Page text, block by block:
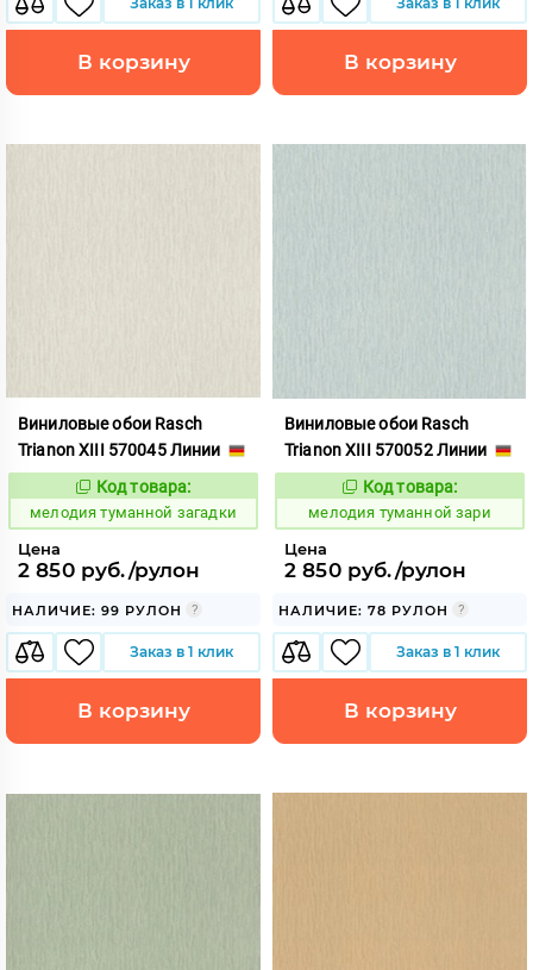
В корзину В корзину
Виниловые обои Rasch
Trianon XIII 570045 Линии
966277
Код товара:
мелодия туманной загадки
Цена
2 850 руб./рулон
НАЛИЧИЕ: 99 РУЛОН
Заказ в 1 клик
В корзину
Виниловые обои Rasch
Trianon XIII 570052 Линии
966278
Код товара:
мелодия туманной зари
Цена
2 850 руб./рулон
НАЛИЧИЕ: 78 РУЛОН
Заказ в 1 клик
В корзину